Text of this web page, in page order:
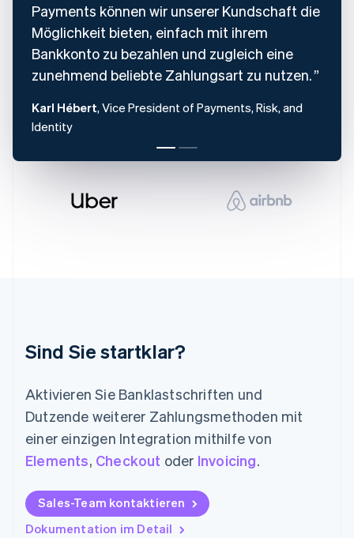
Payments können wir unserer Kundschaft die
Möglichkeit bieten, einfach mit ihrem
Bankkonto zu bezahlen und zugleich eine
zunehmend beliebte Zahlungsart zu nutzen.
Karl Hébert, Vice President of Payments, Risk, and
Identity
Sind Sie startklar?
Aktivieren Sie Banklastschriften und
Dutzende weiterer Zahlungsmethoden mit
einer einzigen Integration mithilfe von
Elements, Checkout oder Invoicing.
Sales-Team kontaktieren
Dokumentation im Detail
English
Italien
ItalianoEnglish
Japan
日本語English
EnglishFrançais
Kroatien
Lettland
Liechtenstein
DeutschEnglish
Mexiko
Neuseeland
Niederlande
NederlandsEnglish
Norwegen
English
DeutschEnglish
Polen
English